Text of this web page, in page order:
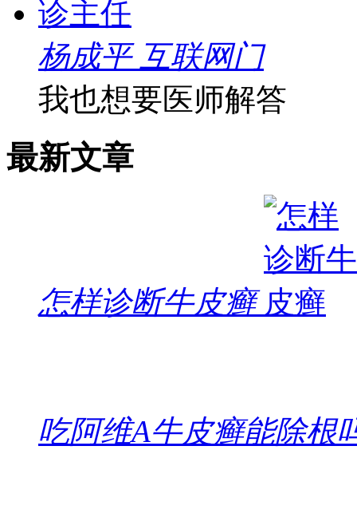
杨成平 互联网门
我也想要医师解答
最新文章
怎样诊断牛皮癣
吃阿维A牛皮癣能除根